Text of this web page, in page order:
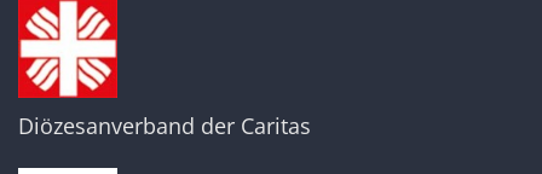
Diözesanverband der Caritas